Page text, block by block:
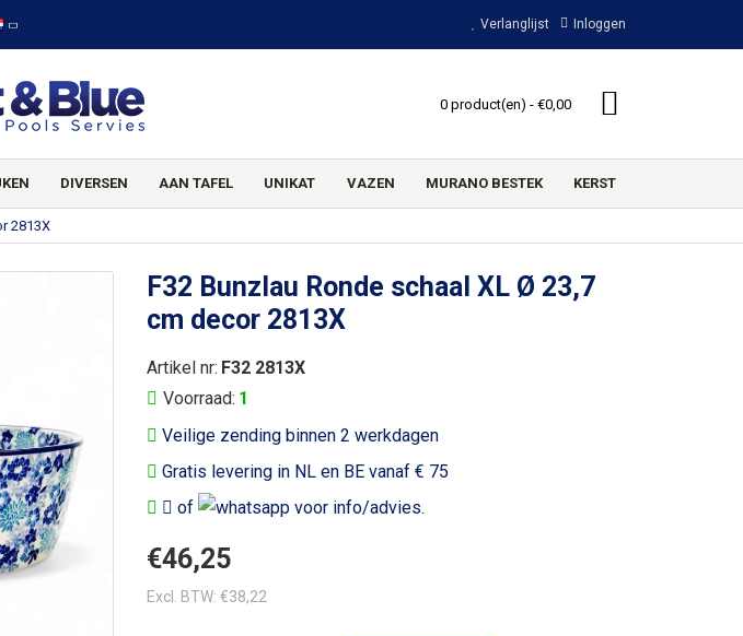
Verlanglijst Inloggen
0 product(en) - €0,00
DIVERSEN AAN TAFEL UNIKAT VAZEN MURANO BESTEK KERST
2813X
F32 Bunzlau Ronde schaal XL Ø 23,7
cm decor 2813X
Veilige zending binnen 2 werkdagen
Gratis levering in NL en BE vanaf € 75
of
voor info/advies.
Voorraad: 1
Artikel nr: F32 2813X
€46,25
Excl. BTW: €38,22